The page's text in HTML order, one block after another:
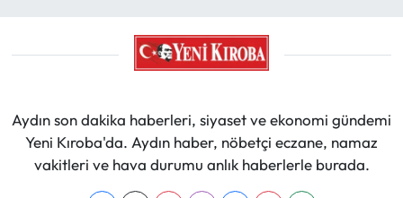
Aydın son dakika haberleri, siyaset ve ekonomi gündemi
Yeni Kıroba'da. Aydın haber, nöbetçi eczane, namaz
vakitleri ve hava durumu anlık haberlerle burada.